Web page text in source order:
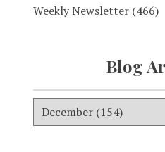
Weekly Newsletter (466)
Blog